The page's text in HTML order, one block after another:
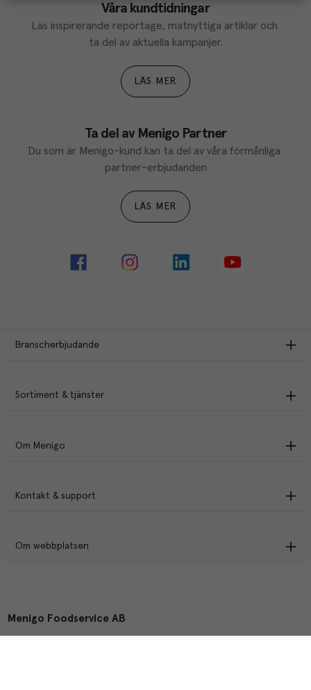
Våra kundtidningar
Läs inspirerande reportage, matnyttiga artiklar och
ta del av aktuella kampanjer.
LÄS MER
Ta del av Menigo Partner
Du som är Menigo-kund kan ta del av våra förmånliga
partner-erbjudanden
LÄS MER
Branscherbjudande
Sortiment & tjänster
Om Menigo
Kontakt & support
Om webbplatsen
Menigo Foodservice AB